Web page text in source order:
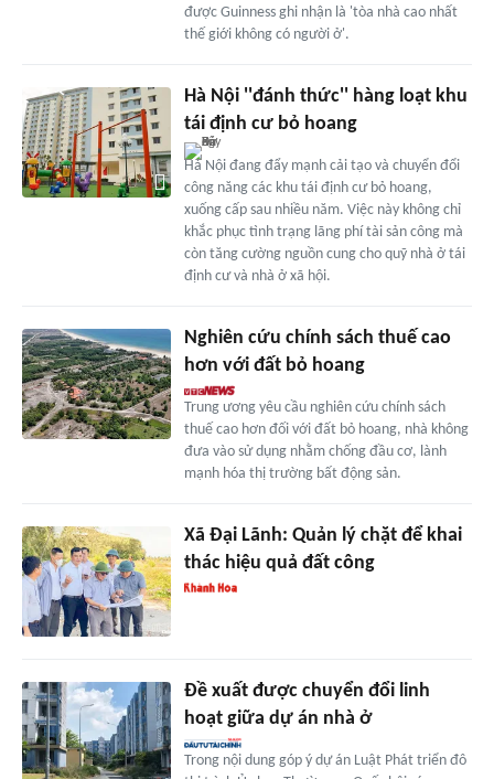
được Guinness ghi nhận là 'tòa nhà cao nhất
thế giới không có người ở'.
Hà Nội ''đánh thức'' hàng loạt khu
tái định cư bỏ hoang
Hà Nội đang đẩy mạnh cải tạo và chuyển đổi
công năng các khu tái định cư bỏ hoang,
xuống cấp sau nhiều năm. Việc này không chỉ
khắc phục tình trạng lãng phí tài sản công mà
còn tăng cường nguồn cung cho quỹ nhà ở tái
định cư và nhà ở xã hội.
Nghiên cứu chính sách thuế cao
hơn với đất bỏ hoang
Trung ương yêu cầu nghiên cứu chính sách
thuế cao hơn đối với đất bỏ hoang, nhà không
đưa vào sử dụng nhằm chống đầu cơ, lành
mạnh hóa thị trường bất động sản.
Xã Đại Lãnh: Quản lý chặt để khai
thác hiệu quả đất công
Đề xuất được chuyển đổi linh
hoạt giữa dự án nhà ở
Trong nội dung góp ý dự án Luật Phát triển đô